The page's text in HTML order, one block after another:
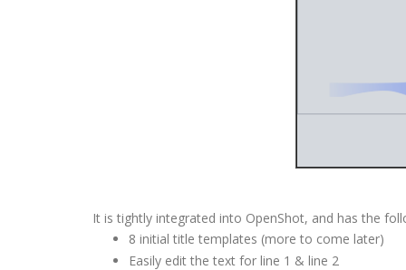
It is tightly integrated into OpenShot, and has the
8 initial title templates (more to come later)
Easily edit the text for line 1 & line 2